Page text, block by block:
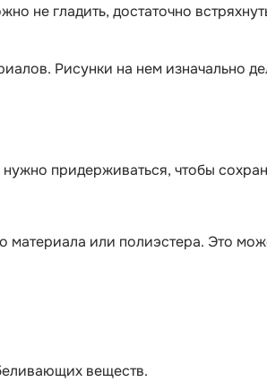
не гладить, достаточно
Рисунки на нем изначально
придерживаться, чтобы
материала или полиэстера. Это
веществ.